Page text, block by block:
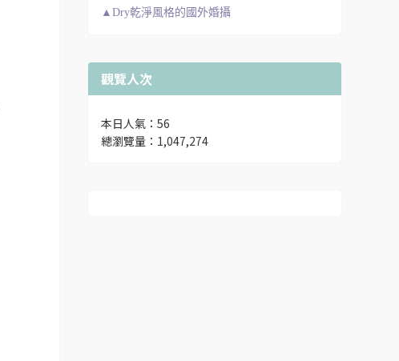
▲Dry乾淨風格的國外婚攝
觀覽人次
本日人氣：56
總瀏覽量：1,047,274